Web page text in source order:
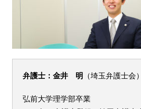
弁護士：金井 明 （埼玉弁護士会
弘前大学理学部卒業